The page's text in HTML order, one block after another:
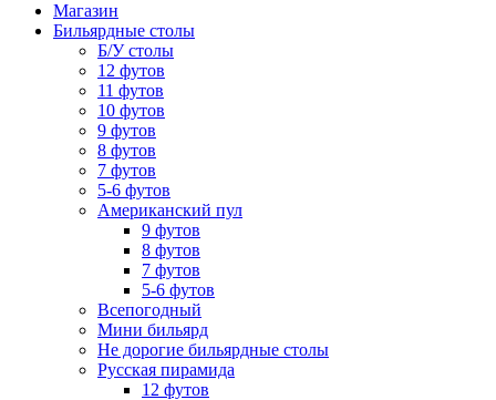
Магазин
Бильярдные столы
Б/У столы
12 футов
11 футов
10 футов
9 футов
8 футов
7 футов
5-6 футов
Американский пул
9 футов
8 футов
7 футов
5-6 футов
Всепогодный
Мини бильярд
Не дорогие бильярдные столы
Русская пирамида
12 футов